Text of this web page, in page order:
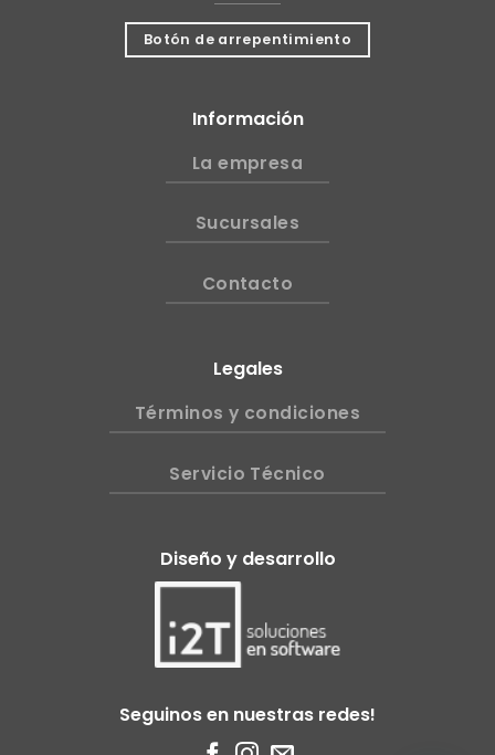
Botón de arrepentimiento
Información
La empresa
Sucursales
Contacto
Legales
Términos y condiciones
Servicio Técnico
Diseño y desarrollo
Seguinos en nuestras redes!